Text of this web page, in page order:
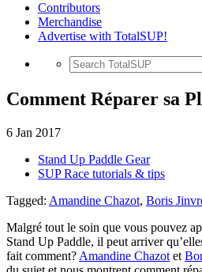
Contributors
Merchandise
Advertise with TotalSUP!
Comment Réparer sa
6 Jan 2017
Stand Up Paddle Gear
SUP Race tutorials & tips
Tagged: Amandine Chazot, Boris
Malgré tout le soin que vous pouvez
Stand Up Paddle, il peut arriver
fait comment? Amandine Chazot et